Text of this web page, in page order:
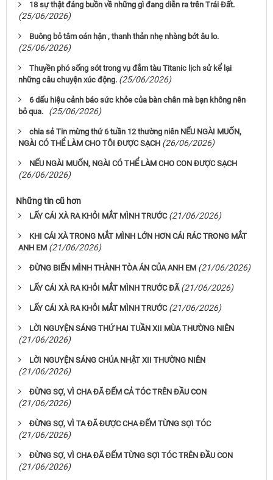
18 sự thật đáng buồn về những gì đang diễn ra trên Trái Đất.
(25/06/2026)
Buông bỏ tâm oán hận , thanh thản nhẹ nhàng bớt âu lo.
(25/06/2026)
Thuyền phó sống sót trong vụ đắm tàu Titanic lịch sử kể lại
những câu chuyện xúc động. (25/06/2026)
6 dấu hiệu cảnh báo sức khỏe của bàn chân mà bạn không nên
bỏ qua.
(25/06/2026)
chia sẻ Tin mừng thứ 6 tuần 12 thường niên NẾU NGÀI MUỐN,
NGÀI CÓ THỂ LÀM CHO TÔI ĐƯỢC SẠCH (26/06/2026)
NẾU NGÀI MUỐN, NGÀI CÓ THỂ LÀM CHO CON ĐƯỢC SẠCH
(26/06/2026)
Những tin cũ hơn
LẤY CÁI XÀ RA KHỎI MẮT MÌNH TRƯỚC (21/06/2026)
KHI CÁI XÀ TRONG MẮT MÌNH LỚN HƠN CÁI RÁC TRONG MẮT
ANH EM (21/06/2026)
ĐỪNG BIẾN MÌNH THÀNH TÒA ÁN CỦA ANH EM (21/06/2026)
LẤY CÁI XÀ RA KHỎI MẮT MÌNH TRƯỚC ĐÃ (21/06/2026)
LẤY CÁI XÀ RA KHỎI MẮT MÌNH TRƯỚC (21/06/2026)
LỜI NGUYỆN SÁNG THỨ HAI TUẦN XII MÙA THƯỜNG NIÊN
(21/06/2026)
LỜI NGUYỆN SÁNG CHÚA NHẬT XII THƯỜNG NIÊN
(21/06/2026)
ĐỪNG SỢ, VÌ CHA ĐÃ ĐẾM CẢ TÓC TRÊN ĐẦU CON
(21/06/2026)
ĐỪNG SỢ, VÌ TA ĐÃ ĐƯỢC CHA ĐẾM TỪNG SỢI TÓC
(21/06/2026)
ĐỪNG SỢ, VÌ CHA ĐÃ ĐẾM TỪNG SỢI TÓC TRÊN ĐẦU CON
(21/06/2026)